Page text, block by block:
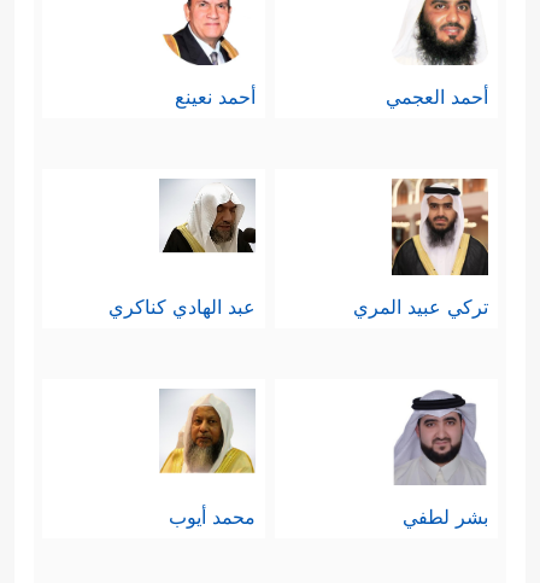
أحمد العجمي أحمد نعينع
تركي عبيد المري عبد الهادي كناكري
بشر لطفي محمد أيوب